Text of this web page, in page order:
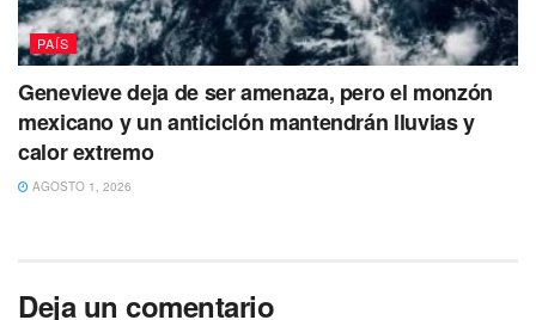
PAÍS
Genevieve deja de ser amenaza, pero el monzón
mexicano y un anticiclón mantendrán lluvias y
calor extremo
AGOSTO 1, 2026
Deja un comentario